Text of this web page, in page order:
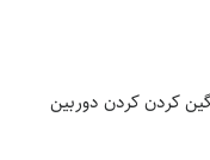
کردن کردن دوربین